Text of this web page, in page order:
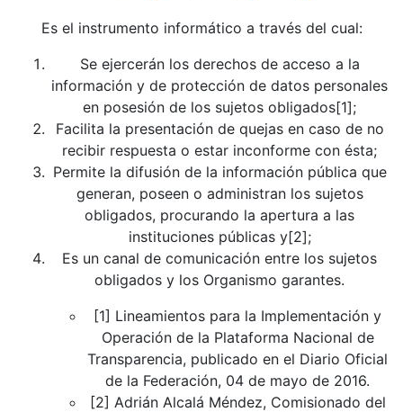
Es el instrumento informático a través del cual:
Se ejercerán los derechos de acceso a la
información y de protección de datos personales
en posesión de los sujetos obligados[1];
Facilita la presentación de quejas en caso de no
recibir respuesta o estar inconforme con ésta;
Permite la difusión de la información pública que
generan, poseen o administran los sujetos
obligados, procurando la apertura a las
instituciones públicas y[2];
Es un canal de comunicación entre los sujetos
obligados y los Organismo garantes.
[1] Lineamientos para la Implementación y
Operación de la Plataforma Nacional de
Transparencia, publicado en el Diario Oficial
de la Federación, 04 de mayo de 2016.
[2] Adrián Alcalá Méndez, Comisionado del